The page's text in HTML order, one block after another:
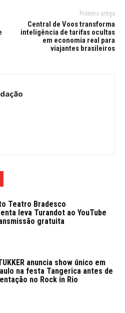
Próximo artigo
Central de Voos transforma
inteligência de tarifas ocultas
em economia real para
viajantes brasileiros
Teatro Bradesco
leva Turandot ao YouTube
gratuita
anuncia show único em
na festa Tangerica antes de
no Rock in Rio